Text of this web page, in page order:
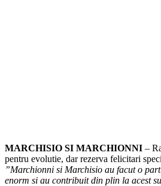
MARCHISIO SI MARCHIONNI –
pentru evolutie, dar rezerva felicitari
”Marchionni si Marchisio au facut o
enorm si au contribuit din plin la acest